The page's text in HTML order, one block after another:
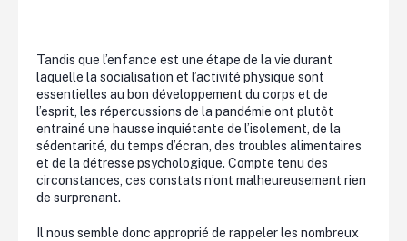
Tandis que l’enfance est une étape de la vie durant
laquelle la socialisation et l’activité physique sont
essentielles au bon développement du corps et de
l’esprit, les répercussions de la pandémie ont plutôt
entrainé une hausse inquiétante de l’isolement, de la
sédentarité, du temps d’écran, des troubles alimentaires
et de la détresse psychologique. Compte tenu des
circonstances, ces constats n’ont malheureusement rien
de surprenant.
Il nous semble donc approprié de rappeler les nombreux